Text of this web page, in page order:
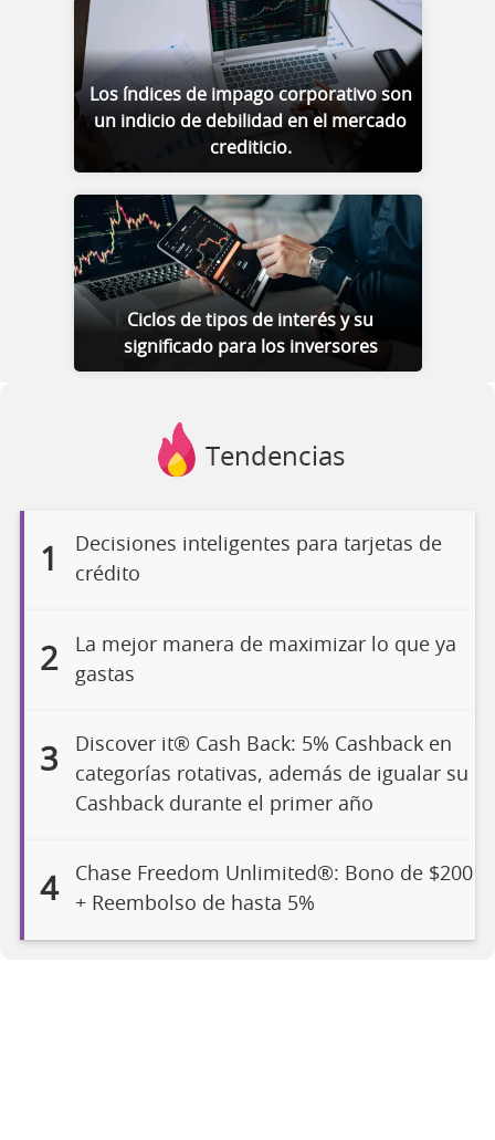
Los índices de impago corporativo son
un indicio de debilidad en el mercado
crediticio.
Ciclos de tipos de interés y su
significado para los inversores
Tendencias
1
Decisiones inteligentes para tarjetas de
crédito
2
La mejor manera de maximizar lo que ya
gastas
3
Discover it® Cash Back: 5% Cashback en
categorías rotativas, además de igualar su
Cashback durante el primer año
4
Chase Freedom Unlimited®: Bono de $200
+ Reembolso de hasta 5%